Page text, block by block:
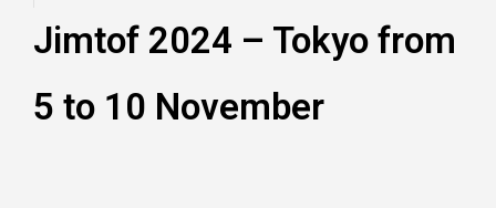
Jimtof 2024 – Tokyo from
5 to 10 November